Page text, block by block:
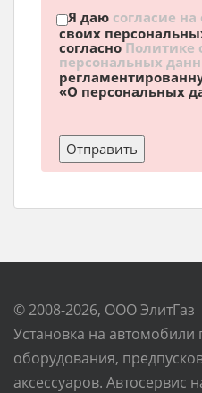
Я даю согласие на
своих
согласноПолитике
персональных
«О персональных
© 2008-2026, ООО ЭлитГаз
Установка на автомобили
оборудования,
аксессуаров. Автосервис